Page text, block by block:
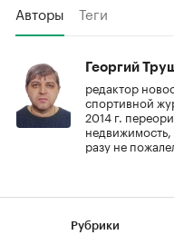
Авторы Теги
Георгий
редактор
спортивной
2014 г.
разу не
Рубрики